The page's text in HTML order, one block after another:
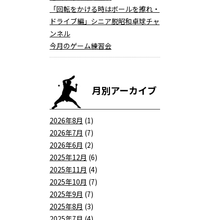
「回転をかける時はボールを擦れ・
ドライブ編」シニア脱昭和卓球チャ
ンネル
今月のゲーム練習会
月別アーカイブ
2026年8月 (1)
2026年7月 (7)
2026年6月 (2)
2025年12月 (6)
2025年11月 (4)
2025年10月 (7)
2025年9月 (7)
2025年8月 (3)